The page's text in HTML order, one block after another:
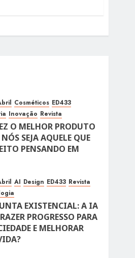
Cosméticos ED433
Inovação Revista
O MELHOR PRODUTO
SEJA AQUELE QUE
PENSANDO EM
AI Design ED433 Revista
EXISTENCIAL: A IA
PROGRESSO PARA
E MELHORAR